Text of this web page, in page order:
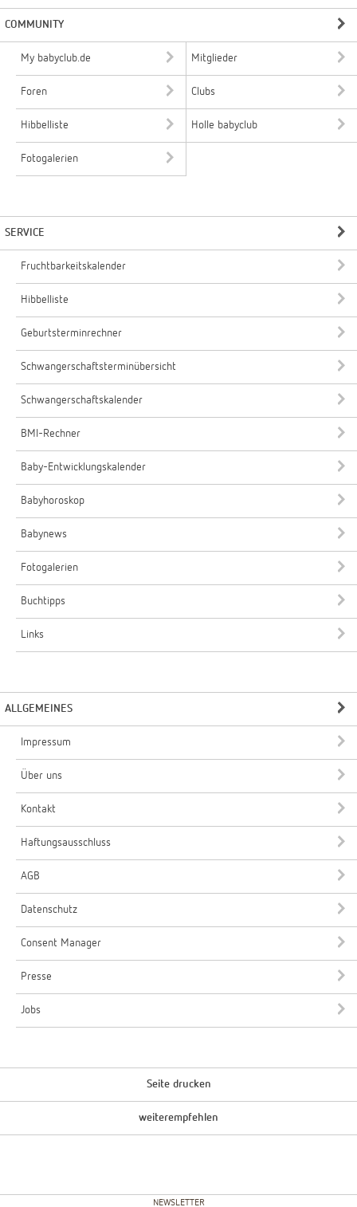
COMMUNITY
My babyclub.de Mitglieder
Foren Clubs
Hibbelliste Holle babyclub
Fotogalerien
SERVICE
Fruchtbarkeitskalender
Hibbelliste
Geburtsterminrechner
Schwangerschaftsterminübersicht
Schwangerschaftskalender
BMI-Rechner
Baby-Entwicklungskalender
Babyhoroskop
Babynews
Fotogalerien
Buchtipps
Links
ALLGEMEINES
Impressum
Über uns
Kontakt
Haftungsausschluss
AGB
Datenschutz
Consent Manager
Presse
Jobs
Seite drucken
weiterempfehlen
NEWSLETTER